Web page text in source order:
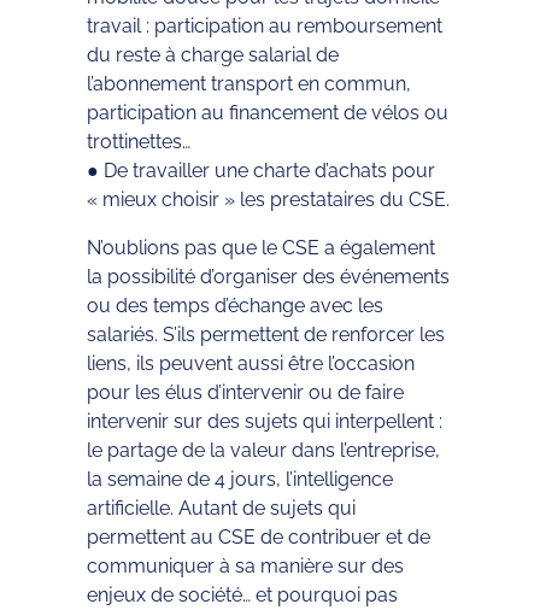
travail : participation au remboursement
du reste à charge salarial de
l’abonnement transport en commun,
participation au financement de vélos ou
trottinettes…
● De travailler une charte d’achats pour
« mieux choisir » les prestataires du CSE.
N’oublions pas que le CSE a également
la possibilité d’organiser des événements
ou des temps d’échange avec les
salariés. S’ils permettent de renforcer les
liens, ils peuvent aussi être l’occasion
pour les élus d’intervenir ou de faire
intervenir sur des sujets qui interpellent :
le partage de la valeur dans l’entreprise,
la semaine de 4 jours, l’intelligence
artificielle. Autant de sujets qui
permettent au CSE de contribuer et de
communiquer à sa manière sur des
enjeux de société… et pourquoi pas